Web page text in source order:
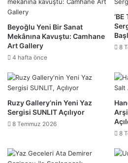
Beyoğlu Yeni Bir Sanat
Mekânına Kavuştu: Camhane
Art Gallery
4 hafta önce
‘BE
8
Ruzy Gallery’nin Yeni Yaz
Sergisi SUNLIT Açılıyor
8 Temmuz 2026
8